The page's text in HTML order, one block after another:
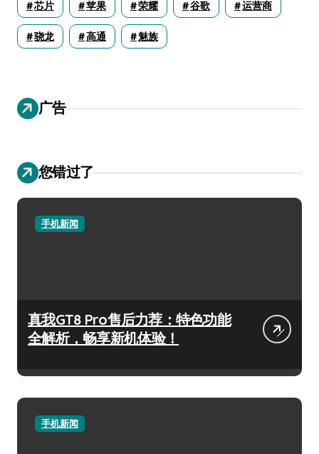
芯片 苹果 荣耀 谷歌 运营商
骁龙 高通 魅族
广告
您错过了
手机新闻
真我GT8 Pro售后力荐：特色功能
全解析，畅享新机体验！
手机新闻